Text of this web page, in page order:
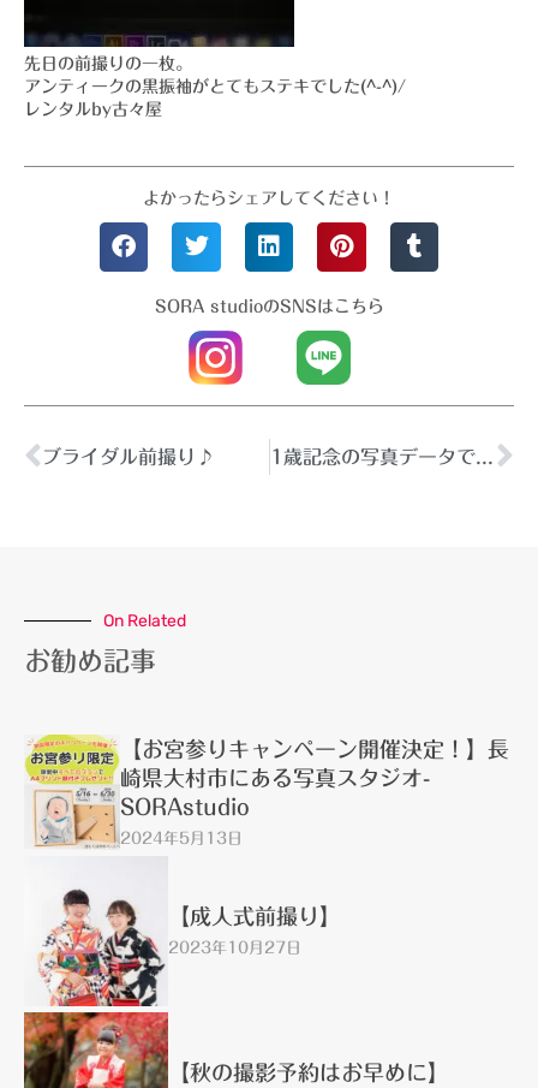
先日の前撮りの一枚。
アンティークの黒振袖がとてもステキでした(^-^)/
レンタルby古々屋
よかったらシェアしてください！
SORA studioのSNSはこちら
ブライダル前撮り♪ 1歳記念の写真データで年賀状♪
On Related
お勧め記事
【お宮参りキャンペーン開催決定！】長
崎県大村市にある写真スタジオ-
SORAstudio
2024年5月13日
【成人式前撮り】
2023年10月27日
【秋の撮影予約はお早めに】